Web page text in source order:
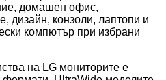
домашен офис,
дизайн, конзоли, лаптопи и
компютър при избрани
на LG мониторите е